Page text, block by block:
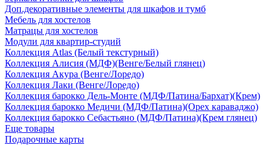
Доп.декоративные элементы для шкафов и тумб
Мебель для хостелов
Матрацы для хостелов
Модули для квартир-студий
Коллекция Atlas (Белый текстурный)
Коллекция Алисия (МДФ)(Венге/Белый глянец)
Коллекция Акура (Венге/Лоредо)
Коллекция Лаки (Венге/Лоредо)
Коллекция барокко Дель-Монте (МДФ/Патина/Бархат)(Крем)
Коллекция барокко Медичи (МДФ/Патина)(Орех караваджо)
Коллекция барокко Себастьяно (МДФ/Патина)(Крем глянец)
Еще товары
Подарочные карты